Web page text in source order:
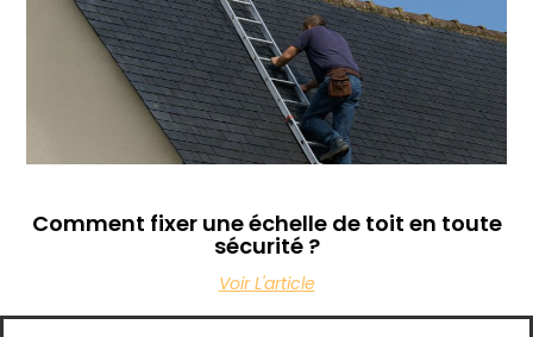
Comment fixer une échelle de toit en toute
sécurité ?
Voir L'article